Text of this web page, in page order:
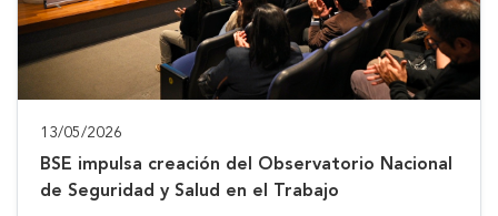
13/05/2026
BSE impulsa creación del Observatorio Nacional
de Seguridad y Salud en el Trabajo